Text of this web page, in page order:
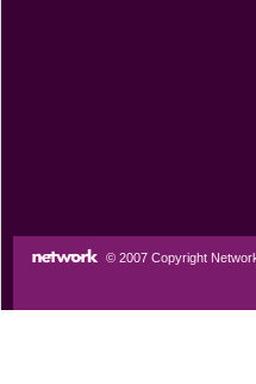
© 2007 Copyright